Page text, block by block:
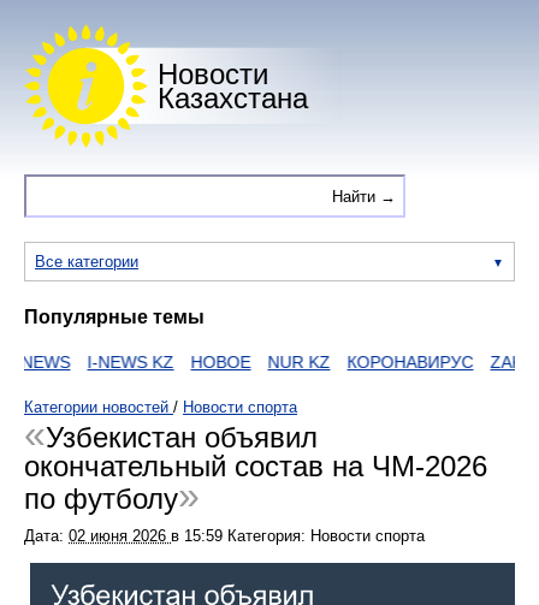
Новости
Казахстана
Все категории
Популярные темы
NEWS I-NEWS KZ НОВОЕ NUR KZ КОРОНАВИРУС ZAKON
Категории новостей / Новости спорта
Узбекистан объявил
окончательный состав на ЧМ-2026
по футболу
Дата: 02 июня 2026 в 15:59 Категория: Новости спорта